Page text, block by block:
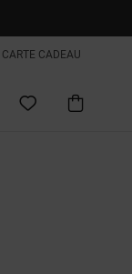
CARTE CADEAU